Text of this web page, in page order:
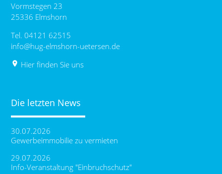
Vormstegen 23
25336 Elmshorn
Tel. 04121 62515
info@hug-elmshorn-uetersen.de
place Hier finden Sie uns
Die letzten News
30.07.2026
Gewerbeimmobilie zu vermieten
29.07.2026
Info-Veranstaltung "Einbruchschutz"